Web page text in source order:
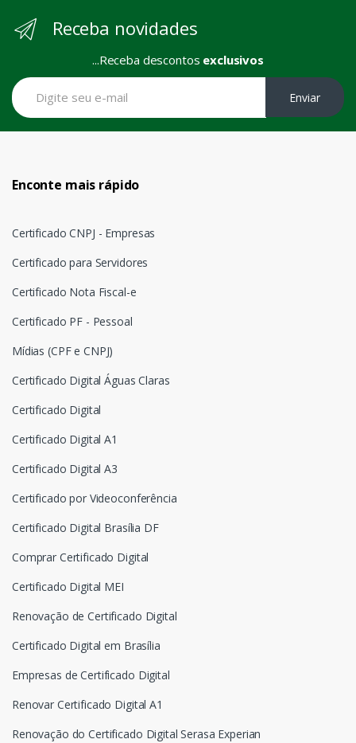
Receba novidades
...Receba descontos exclusivos
Enviar
Enconte mais rápido
Certificado CNPJ - Empresas
Certificado para Servidores
Certificado Nota Fiscal-e
Certificado PF - Pessoal
Mídias (CPF e CNPJ)
Certificado Digital Águas Claras
Certificado Digital
Certificado Digital A1
Certificado Digital A3
Certificado por Videoconferência
Certificado Digital Brasília DF
Comprar Certificado Digital
Certificado Digital MEI
Renovação de Certificado Digital
Certificado Digital em Brasília
Empresas de Certificado Digital
Renovar Certificado Digital A1
Renovação do Certificado Digital Serasa Experian